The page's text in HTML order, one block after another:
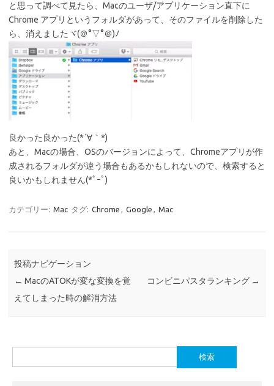
と思って調べて見たら、Macのユーザ/アプリケーション直下に
Chrome アプリというフォルダがあって、そのファイルを削除した
ら、消えましたヾ(＠°▽°＠)ﾉ
良かった良かった(*´∀｀*)
あと、Macの場合、OSのバージョンによって、Chromeアプリが作
成されるフォルダが違う場合もあるかもしれないので、検索すると
良いかもしれません(*ﾟｰﾟ)ゞ
カテゴリー: Mac タグ: Chrome , Google , Mac
投稿ナビゲーション
← MacのATOKが変な変換を覚
えてしまった時の解消方法
コンビニパスタランキング →
索: